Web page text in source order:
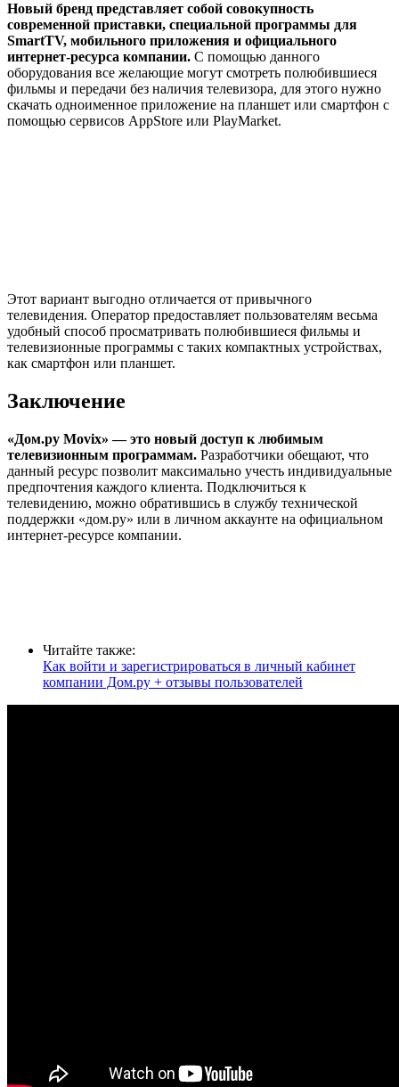
Новый бренд представляет собой совокупность
современной приставки, специальной программы для
SmartTV, мобильного приложения и официального
интернет-ресурса компании. С помощью данного
оборудования все желающие могут смотреть полюбившиеся
фильмы и передачи без наличия телевизора, для этого нужно
скачать одноименное приложение на планшет или смартфон с
помощью сервисов AppStore или PlayMarket.
Этот вариант выгодно отличается от привычного
телевидения. Оператор предоставляет пользователям весьма
удобный способ просматривать полюбившиеся фильмы и
телевизионные программы с таких компактных устройствах,
как смартфон или планшет.
Заключение
«Дом.ру Movix» — это новый доступ к любимым
телевизионным программам. Разработчики обещают, что
данный ресурс позволит максимально учесть индивидуальные
предпочтения каждого клиента. Подключиться к
телевидению, можно обратившись в службу технической
поддержки «дом.ру» или в личном аккаунте на официальном
интернет-ресурсе компании.
Читайте также:
Как войти и зарегистрироваться в личный кабинет
компании Дом.ру + отзывы пользователей